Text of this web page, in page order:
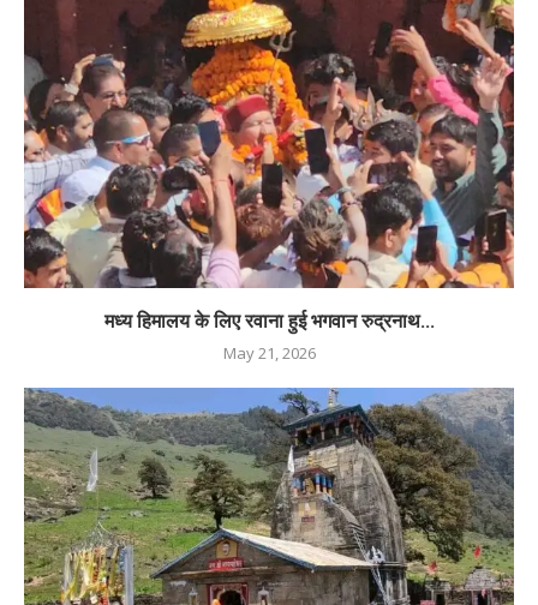
मध्य हिमालय के लिए रवाना हुई भगवान रुद्रनाथ...
May 21, 2026